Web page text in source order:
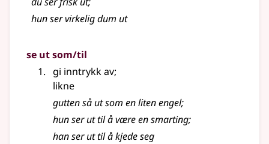
hun ser virkelig dum ut
se ut som/til
gi inntrykk av;
likne
gutten så ut som en liten engel;
hun ser ut til å være en smarting;
han ser ut til å kjede seg